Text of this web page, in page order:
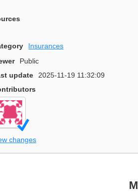
Insurances
Public
update
2025-11-19 11:32:09
changes